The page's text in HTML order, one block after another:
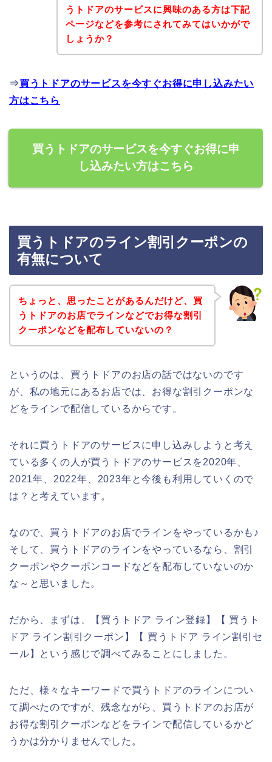
うトドアのサービスに興味のある方は下記
ページなどを参考にされてみてはいかがで
しょうか？
⇒買うトドアのサービスを今すぐお得に申し込みたい
方はこちら
買うトドアのサービスを今すぐお得に申
し込みたい方はこちら
買うトドアのライン割引クーポンの
有無について
ちょっと、思ったことがあるんだけど、買
うトドアのお店でラインなどでお得な割引
クーポンなどを配布していないの？
というのは、買うトドアのお店の話ではないのです
が、私の地元にあるお店では、お得な割引クーポンな
どをラインで配信しているからです。
それに買うトドアのサービスに申し込みしようと考え
ている多くの人が買うトドアのサービスを2020年、
2021年、2022年、2023年と今後も利用していくので
は？と考えています。
なので、買うトドアのお店でラインをやっているかも♪
そして、買うトドアのラインをやっているなら、割引
クーポンやクーポンコードなどを配布していないのか
な～と思いました。
だから、まずは、【買うトドア ライン登録】【 買うト
ドア ライン割引クーポン】【 買うトドア ライン割引セ
ール】という感じで調べてみることにしました。
ただ、様々なキーワードで買うトドアのラインについ
て調べたのですが、残念ながら、買うトドアのお店が
お得な割引クーポンなどをラインで配信しているかど
うかは分かりませんでした。